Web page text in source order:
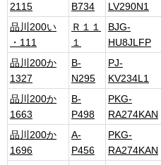
2115
B734
LV290N1
品川200い
・111
Ｒ１１
１
BJG-
HU8JLFP
品川200か
1327
B-
N295
PJ-
KV234L1
品川200か
1663
B-
P498
PKG-
RA274KAN
品川200か
1696
A-
P456
PKG-
RA274KAN